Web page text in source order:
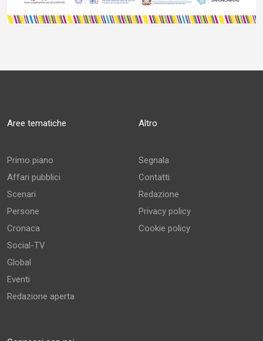
Aree tematiche
Primo piano
Affari pubblici
Scenari
Persone
Cronaca
Social-TV
Global
Eventi
Redazione aperta
Altro
Segnala
Contatti
Redazione
Privacy policy
Cookie policy